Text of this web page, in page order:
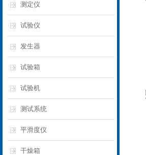
测定仪
试验仪
发生器
试验箱
试验机
测试系统
平滑度仪
干燥箱